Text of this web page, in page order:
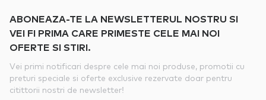
ABONEAZA-TE LA NEWSLETTERUL NOSTRU SI
VEI FI PRIMA CARE PRIMESTE CELE MAI NOI
OFERTE SI STIRI.
Vei primi notificari despre cele mai noi produse, promotii cu
preturi speciale si oferte exclusive rezervate doar pentru
citittorii nostri de newsletter!